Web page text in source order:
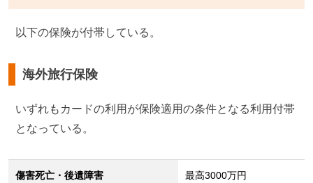
以下の保険が付帯している。
海外旅行保険
いずれもカードの利用が保険適用の条件となる利用付帯
となっている。
傷害死亡・後遺障害 最高3000万円